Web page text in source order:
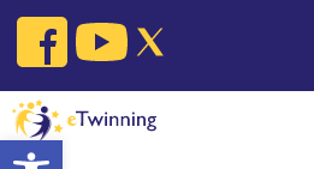
Open toolbar
Skip
content